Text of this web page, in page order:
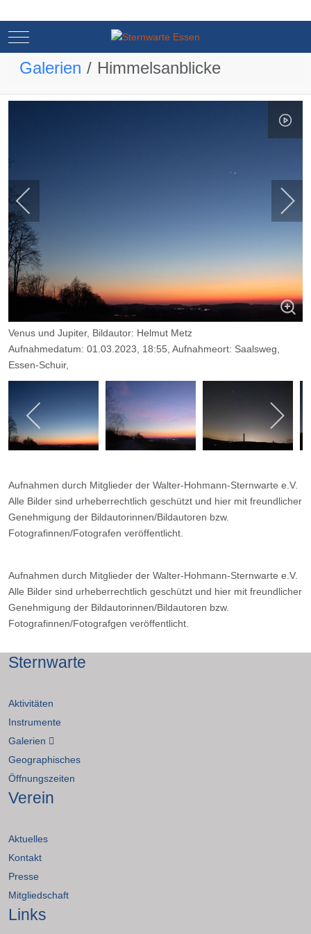
Mobile Menu Toggle
Galerien Himmelsanblicke
Venus und Jupiter, Bildautor: Helmut Metz
Aufnahmedatum: 01.03.2023, 18:55, Aufnahmeort: Saalsweg,
Essen-Schuir,
Kamera: Canon 750D, Empfindlichkeit: ISO 400, Objektiv: 17-mm-
Sigma-Zoom, Filter: -, Belichtungszeit: 2,5 sec, Blende: 8.
Aufnahmen durch Mitglieder der Walter-Hohmann-Sternwarte e.V.
Alle Bilder sind urheberrechtlich geschützt und hier mit freundlicher
Genehmigung der Bildautorinnen/Bildautoren bzw.
Fotografinnen/Fotografen veröffentlicht.
Aufnahmen durch Mitglieder der Walter-Hohmann-Sternwarte e.V.
Alle Bilder sind urheberrechtlich geschützt und hier mit freundlicher
Genehmigung der Bildautorinnen/Bildautoren bzw.
Fotografinnen/Fotografgen veröffentlicht.
Sternwarte
Aktivitäten
Instrumente
Galerien
Geographisches
Öffnungszeiten
Verein
Aktuelles
Kontakt
Presse
Mitgliedschaft
Links